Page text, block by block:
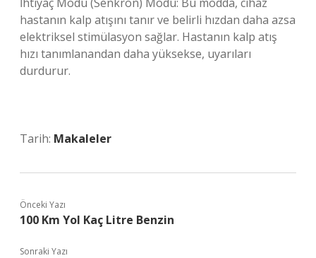
hastanın kalp atışını tanır ve belirli hızdan daha azsa
elektriksel stimülasyon sağlar. Hastanın kalp atış
hızı tanımlanandan daha yüksekse, uyarıları
durdurur.
Tarih: Makaleler
Önceki Yazı
100 Km Yol Kaç Litre Benzin
Sonraki Yazı